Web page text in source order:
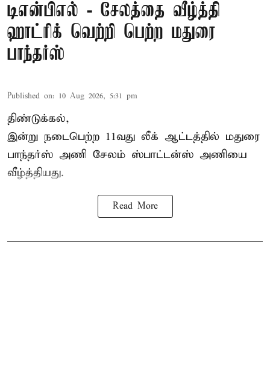
டிஎன்பிஎல் - சேலத்தை வீழ்த்தி
ஹாட்ரிக் வெற்றி பெற்ற மதுரை
பாந்தர்ஸ்
Published on: 10 Aug 2026, 5:31 pm
திண்டுக்கல்,
இன்று நடைபெற்ற 11வது லீக் ஆட்டத்தில் மதுரை
பாந்தர்ஸ் அணி சேலம் ஸ்பாட்டன்ஸ் அணியை
வீழ்த்தியது.
Read More